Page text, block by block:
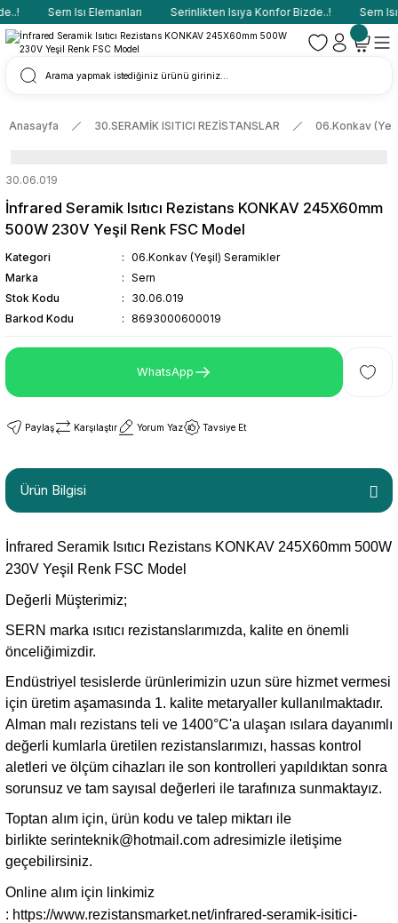
Sern Isı Elemanları Serinlikten Isıya Konfor Bizde..! Sern Isı
Anasayfa 30.SERAMİK ISITICI REZİSTANSLAR 06.Konkav
30.06.019
İnfrared Seramik Isıtıcı Rezistans KONKAV 245X60mm
500W 230V Yeşil Renk FSC Model
Kategori
06.Konkav (Yeşil) Seramikler
Marka
Sern
Stok Kodu
30.06.019
Barkod Kodu
8693000600019
WhatsApp
Paylaş Karşılaştır Yorum Yaz Tavsiye Et
Ürün Bilgisi
İnfrared Seramik Isıtıcı Rezistans KONKAV 245X60mm 500W
230V Yeşil Renk FSC Model
Değerli Müşterimiz;
SERN marka ısıtıcı rezistanslarımızda, kalite en önemli
önceliğimizdir.
Endüstriyel tesislerde ürünlerimizin uzun süre hizmet vermesi
için üretim aşamasında 1. kalite metaryaller kullanılmaktadır.
Alman malı rezistans teli ve 1400°C'a ulaşan ısılara dayanımlı
değerli kumlarla üretilen rezistanslarımızı, hassas kontrol
aletleri ve ölçüm cihazları ile son kontrolleri yapıldıktan sonra
sorunsuz ve tam sayısal değerleri ile tarafınıza sunmaktayız.
Toptan alım için, ürün kodu ve talep miktarı ile
birlikte serinteknik@hotmail.com adresimizle iletişime
geçebilirsiniz.
Online alım için linkimiz
: https://www.rezistansmarket.net/infrared-seramik-isitici-